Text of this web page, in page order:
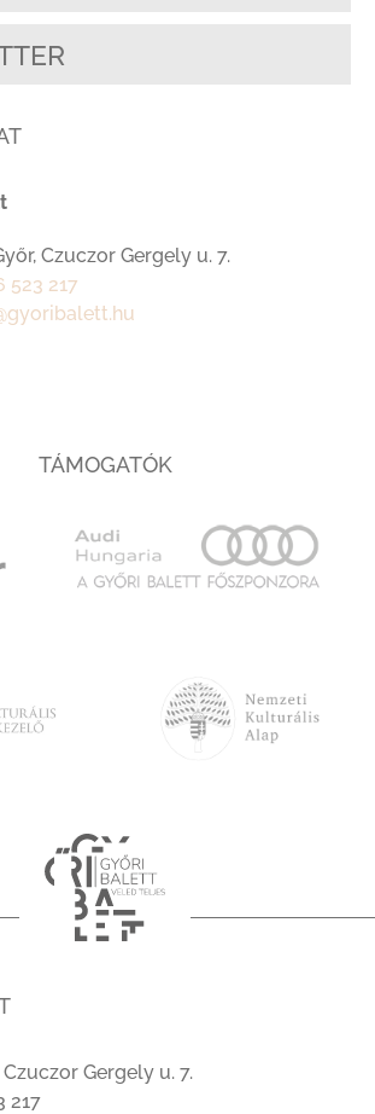
Czuczor Gergely u. 7.
523 217
TÁMOGATÓK
Gergely u. 7.
217